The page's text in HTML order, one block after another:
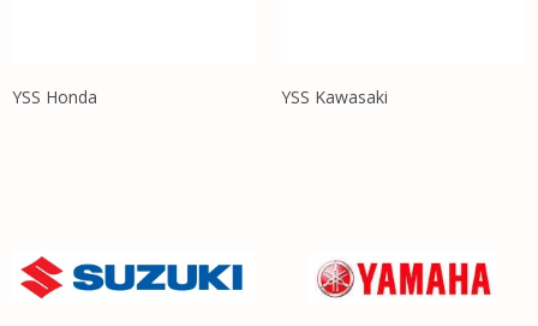
YSS Honda YSS Kawasaki